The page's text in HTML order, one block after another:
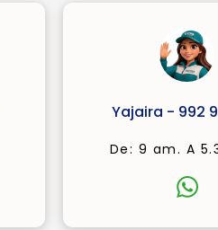
Yajaira - 992
De: 9 am. A